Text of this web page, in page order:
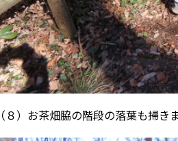
（８）お茶畑脇の階段の落葉も掃き